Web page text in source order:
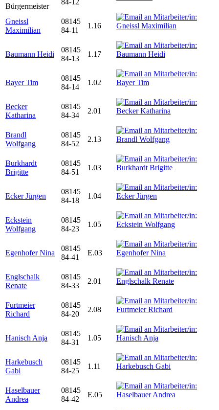
Bürgermeister
84-12
Gneissl
Maximilian
08145
84-11
1.16
Baumann Heidi
08145
84-13
1.17
Bayer Tim
08145
84-14
1.02
Becker
Katharina
08145
84-34
2.01
Brandl
Wolfgang
08145
84-52
2.13
Burkhardt
Brigitte
08145
84-51
1.03
Ecker Jürgen
08145
84-18
1.04
Eckstein
Wolfgang
08145
84-23
1.05
Egenhofer Nina
08145
84-41
E.03
Englschalk
Renate
08145
84-33
2.01
Furtmeier
Richard
08145
84-20
2.08
Hanisch Anja
08145
84-31
1.05
Harkebusch
Gabi
08145
84-25
1.11
Haselbauer
Andrea
08145
84-42
E.05